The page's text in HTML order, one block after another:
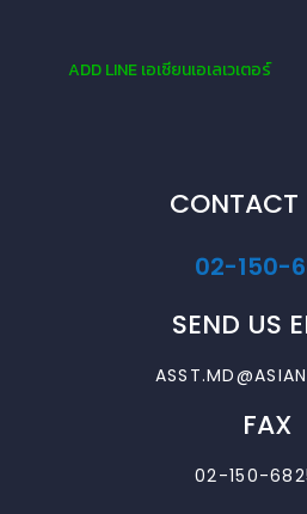
ADD LINE เอเซียนเอเลเวเตอร์
CONTACT
02-150-
SEND US
FAX
02-150-